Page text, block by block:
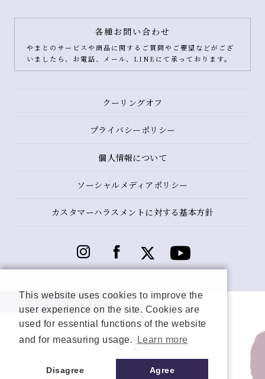
各種お問い合わせ
やまとのサービスや商品に関するご質問やご要望などがござ
いましたら、お電話、メール、LINEにて承っております。
クーリングオフ
プライバシーポリシー
個人情報について
ソーシャルメディアポリシー
カスタマーハラスメントに対する基本方針
This website uses cookies to improve the
user experience on the site. Cookies are
used for essential functions of the website
and for measuring usage.
Learn more
Disagree Agree